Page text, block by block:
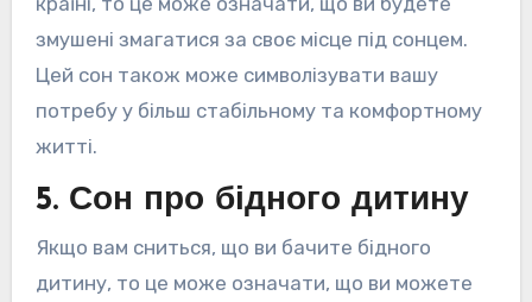
змушені змагатися за своє місце під сонцем.
Цей сон також може символізувати вашу
потребу у більш стабільному та комфортному
житті.
5. Сон про бідного дитину
Якщо вам сниться, що ви бачите бідного
дитину, то це може означати, що ви можете